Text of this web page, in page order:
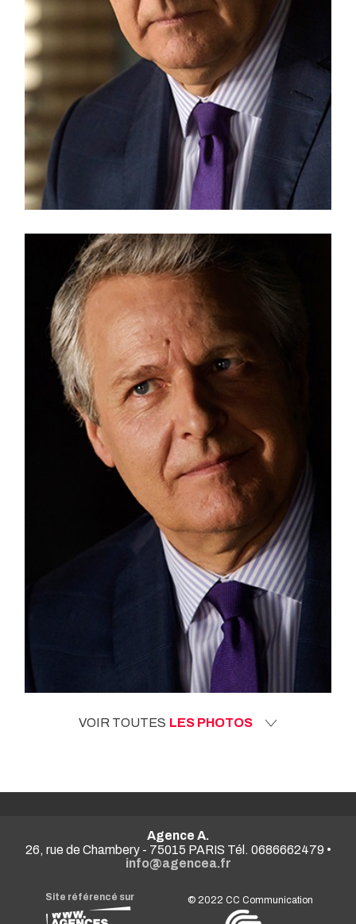
VOIR TOUTES LES PHOTOS
Agence A.
26, rue de Chambery - 75015 PARIS Tél. 0686662479 •
info@agencea.fr
Site référencé sur © 2022CC Communication